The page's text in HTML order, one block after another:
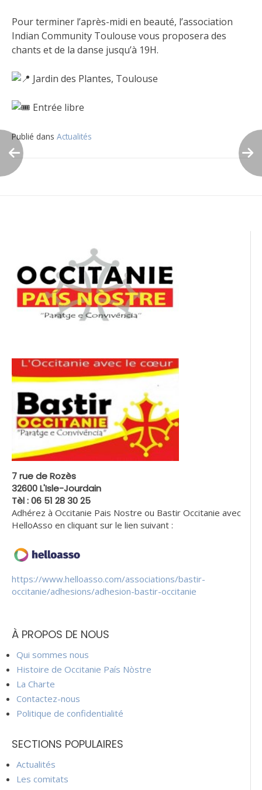
Pour terminer l’après-midi en beauté, l’association
Indian Community Toulouse vous proposera des
chants et de la danse jusqu’à 19H.
Jardin des Plantes, Toulouse
Entrée libre
Publié dans Actualités
Navigation
7 rue de Rozès
32600 L'Isle-Jourdain
Tèl : 06 51 28 30 25
Adhérez à Occitanie Pais Nostre ou Bastir Occitanie avec
HelloAsso en cliquant sur le lien suivant :
https://www.helloasso.com/associations/bastir-
occitanie/adhesions/adhesion-bastir-occitanie
À PROPOS DE NOUS
Qui sommes nous
Histoire de Occitanie País Nòstre
La Charte
Contactez-nous
Politique de confidentialité
SECTIONS POPULAIRES
Actualités
Les comitats